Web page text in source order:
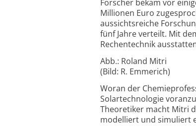
Forscher bekam vor
Millionen Euro
aussichtsreiche
fünf Jahre verteilt. Mit
Rechentechnik
Abb.: Roland Mitri
(Bild: R. Emmerich)
Woran der
Solartechnologie
Theoretiker macht Mitri
modelliert und simuliert